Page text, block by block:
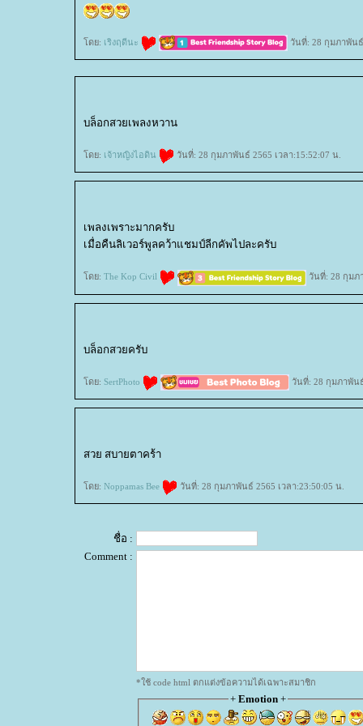
ดย: เริงฤดีนะ วันที่: 28 กุมภาพันธ์
บล็อกสวยเพลงหวาน
ดย: เจ้าหญิงไอดิน วันที่: 28 กุมภาพันธ์ 2565 เวลา:15:52:07 น.
เพลงเพราะมากครับ
เมื่อคืนลิเวอร์พูลคว้าแชมป์ลีกคัพไปละครับ
ดย: The Kop Civil วันที่: 28 กุมภ
บล็อกสวยครับ
ดย: SertPhoto วันที่: 28 กุมภาพันธ์
สวย สบายตาคร้า
ดย: Noppamas Bee วันที่: 28 กุมภาพันธ์ 2565 เวลา:23:50:05 น.
ชื่อ :
Comment :
*ใช้ code html ตกแต่งข้อความได้เฉพาะสมาชิก
+ Emotion+